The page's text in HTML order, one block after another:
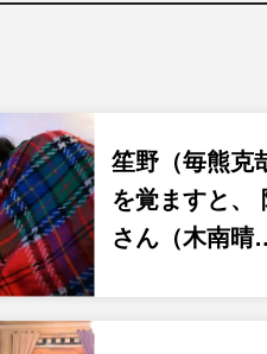
笙野（毎熊克
を覚ますと、
さん（木南